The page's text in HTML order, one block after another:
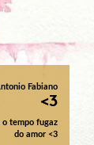
Fabiano
<3
o tempo fugaz
do amor <3